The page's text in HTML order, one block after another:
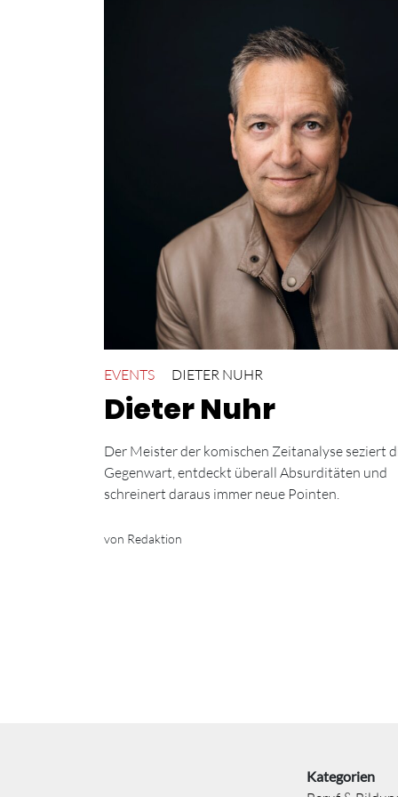
EVENTS DIETER NUHR
Dieter Nuhr
Der Meister der komischen Zeitanalyse seziert
Gegenwart, entdeckt überall Absurditäten und
schreinert daraus immer neue Pointen.
von Redaktion
Kategorien